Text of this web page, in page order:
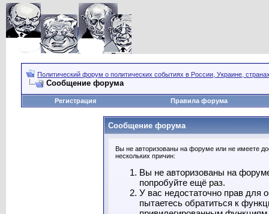
Политический форум о политических событиях в России, Украине,
Сообщение форума
Регистрация Правила форума
Сообщение форума
Вы не авторизованы на форуме или не имеете
нескольких причин:
Вы не авторизованы на
попробуйте ещё раз.
У вас недостаточно прав для
пытаетесь обратиться к